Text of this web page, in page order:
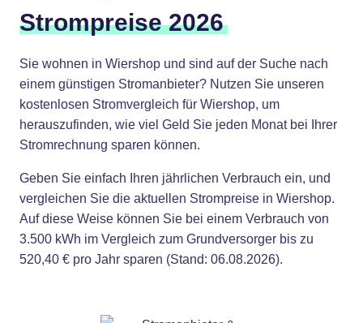
Strompreise 2026
Sie wohnen in Wiershop und sind auf der Suche nach
einem günstigen Stromanbieter? Nutzen Sie unseren
kostenlosen Stromvergleich für Wiershop, um
herauszufinden, wie viel Geld Sie jeden Monat bei Ihrer
Stromrechnung sparen können.
Geben Sie einfach Ihren jährlichen Verbrauch ein, und
vergleichen Sie die aktuellen Strompreise in Wiershop.
Auf diese Weise können Sie bei einem Verbrauch von
3.500 kWh im Vergleich zum Grundversorger bis zu
520,40 € pro Jahr sparen (Stand: 06.08.2026).